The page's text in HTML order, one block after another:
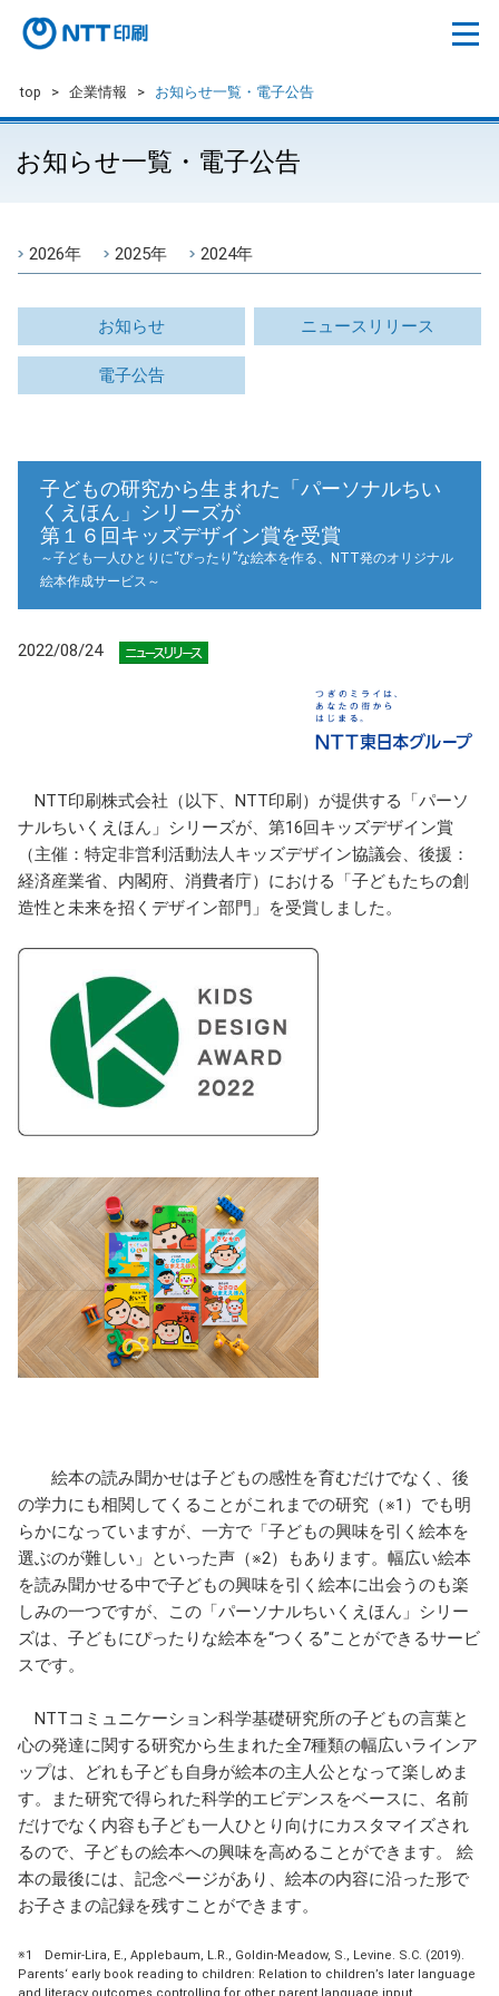
top > 企業情報 > お知らせ一覧・電子公告
お知らせ一覧・電子公告
2026年 2025年 2024年
お知らせ ニュースリリース
電子公告
子どもの研究から生まれた「パーソナルちい
くえほん」シリーズが
第１６回キッズデザイン賞を受賞
～子ども一人ひとりに“ぴったり”な絵本を作る、NTT発のオリジナル
絵本作成サービス～
2022/08/24
NTT印刷株式会社（以下、NTT印刷）が提供する「パーソ
ナルちいくえほん」シリーズが、第16回キッズデザイン賞
（主催：特定非営利活動法人キッズデザイン協議会、後援：
経済産業省、内閣府、消費者庁）における「子どもたちの創
造性と未来を招くデザイン部門」を受賞しました。
絵本の読み聞かせは子どもの感性を育むだけでなく、後
の学力にも相関してくることがこれまでの研究（※1）でも明
らかになっていますが、一方で「子どもの興味を引く絵本を
選ぶのが難しい」といった声（※2）もあります。幅広い絵本
を読み聞かせる中で子どもの興味を引く絵本に出会うのも楽
しみの一つですが、この「パーソナルちいくえほん」シリー
ズは、子どもにぴったりな絵本を“つくる”ことができるサービ
スです。
NTTコミュニケーション科学基礎研究所の子どもの言葉と
心の発達に関する研究から生まれた全7種類の幅広いラインア
ップは、どれも子ども自身が絵本の主人公となって楽しめま
す。また研究で得られた科学的エビデンスをベースに、名前
だけでなく内容も子ども一人ひとり向けにカスタマイズされ
るので、子どもの絵本への興味を高めることができます。 絵
本の最後には、記念ページがあり、絵本の内容に沿った形で
お子さまの記録を残すことができます。
※1 Demir-Lira, E., Applebaum, L.R., Goldin-Meadow, S., Levine. S.C. (2019).
Parents‘ early book reading to children: Relation to children’s later language